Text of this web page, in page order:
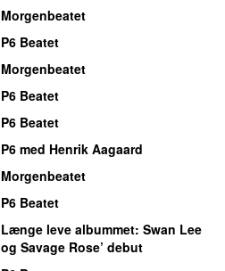
Morgenbeatet
P6 Beatet
Morgenbeatet
P6 Beatet
P6 Beatet
P6 med Henrik Aagaard
Morgenbeatet
P6 Beatet
Længe leve albummet: Swan Lee
og Savage Rose’ debut